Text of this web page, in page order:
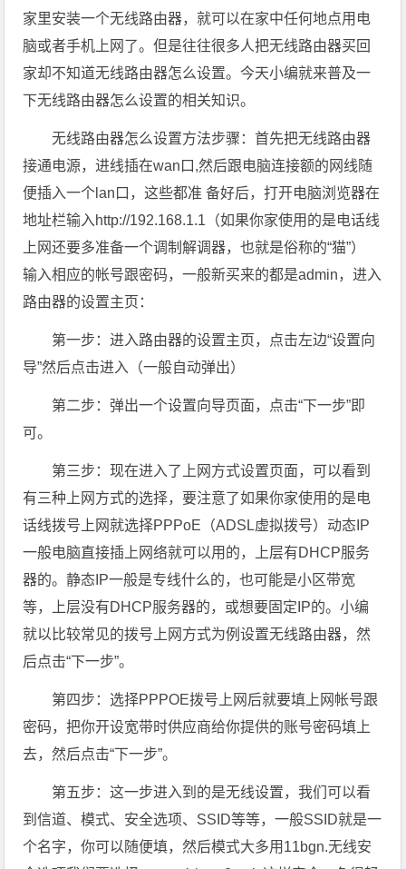
家里安装一个无线路由器，就可以在家中任何地点用电
脑或者手机上网了。但是往往很多人把无线路由器买回
家却不知道无线路由器怎么设置。今天小编就来普及一
下无线路由器怎么设置的相关知识。
无线路由器怎么设置方法步骤：首先把无线路由器
接通电源，进线插在wan口,然后跟电脑连接额的网线随
便插入一个lan口，这些都准 备好后，打开电脑浏览器在
地址栏输入http://192.168.1.1（如果你家使用的是电话线
上网还要多准备一个调制解调器，也就是俗称的“猫”）
输入相应的帐号跟密码，一般新买来的都是admin，进入
路由器的设置主页：
第一步：进入路由器的设置主页，点击左边“设置向
导”然后点击进入（一般自动弹出）
第二步：弹出一个设置向导页面，点击“下一步”即
可。
第三步：现在进入了上网方式设置页面，可以看到
有三种上网方式的选择，要注意了如果你家使用的是电
话线拨号上网就选择PPPoE（ADSL虚拟拨号）动态IP
一般电脑直接插上网络就可以用的，上层有DHCP服务
器的。静态IP一般是专线什么的，也可能是小区带宽
等，上层没有DHCP服务器的，或想要固定IP的。小编
就以比较常见的拨号上网方式为例设置无线路由器，然
后点击“下一步”。
第四步：选择PPPOE拨号上网后就要填上网帐号跟
密码，把你开设宽带时供应商给你提供的账号密码填上
去，然后点击“下一步”。
第五步：这一步进入到的是无线设置，我们可以看
到信道、模式、安全选项、SSID等等，一般SSID就是一
个名字，你可以随便填，然后模式大多用11bgn.无线安